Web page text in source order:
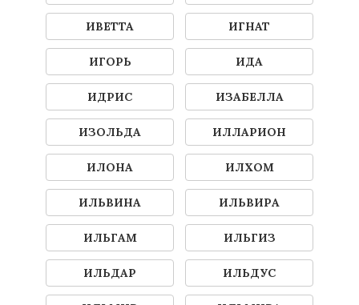
ИВЕТТА ИГНАТ
ИГОРЬ ИДА
ИДРИС ИЗАБЕЛЛА
ИЗОЛЬДА ИЛЛАРИОН
ИЛОНА ИЛХОМ
ИЛЬВИНА ИЛЬВИРА
ИЛЬГАМ ИЛЬГИЗ
ИЛЬДАР ИЛЬДУС